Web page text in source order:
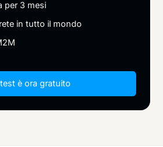
per 3 mesi
in tutto il mondo
è ora gratuito